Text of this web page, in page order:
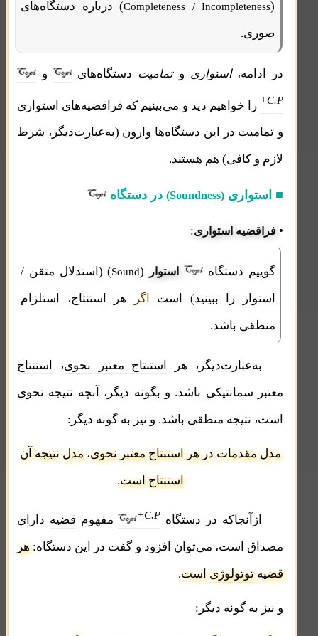
(
Completeness / Incompleteness) درباره دستگاه‌های
صوری.
در ادامه،استواری وتمامیت دستگاه‌های و
+C.P را خواهیم دید و می‌بینیم که فراقضیه‌های استواری
و تمامیت در این دستگاه‌ها وارون (به‌عبارت‌دیگر، شرط
لازم و کافی) هم هستند.
■ استواری (Soundness) در دستگاه
• فراقضیه استواری:
گوییم دستگاه استوار (
Sound
) ( استدلال متقن /
استوار
را ببینید) است اگر هر استنتاج،
استلزام
منطقی باشد.
به‌عبارت‌دیگر، هر استنتاج معتبر نحوی،
استنتاج
معتبر سمانتیکی باشد. و بگونه دیگر، آنچه نتیجه نحوی
است، نتیجه منطقی باشد. و نیز به گونه دیگر:
مدل مقدماتدر هراستنتاج معتبر نحوی، مدل نتیجه‌ آن
استنتاج است.
ازآنجاکه در دستگاه +C.P مفهوم قضیه دارای
مصداق است، می‌توان افزود و گفت در این دستگاه:هر
قضیهتوتولوژیاست.
و نیز به گونه دیگر: